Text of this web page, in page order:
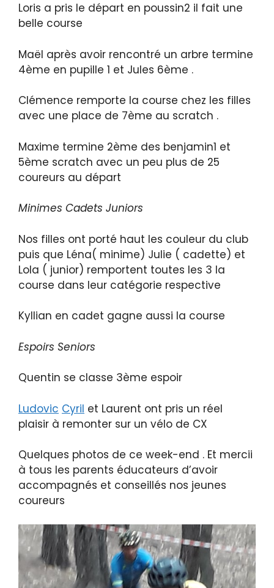
Loris a pris le départ en poussin2 il fait une
belle course
Maël après avoir rencontré un arbre termine
4ème en pupille 1 et Jules 6ème .
Clémence remporte la course chez les filles
avec une place de 7ème au scratch .
Maxime termine 2ème des benjamin1 et
5ème scratch avec un peu plus de 25
coureurs au départ
Minimes Cadets Juniors
Nos filles ont porté haut les couleur du club
puis que Léna( minime) Julie ( cadette) et
Lola ( junior) remportent toutes les 3 la
course dans leur catégorie respective
Kyllian en cadet gagne aussi la course
Espoirs Seniors
Quentin se classe 3ème espoir
Ludovic Cyril et Laurent ont pris un réel
plaisir à remonter sur un vélo de CX
Quelques photos de ce week-end . Et mercii
à tous les parents éducateurs d’avoir
accompagnés et conseillés nos jeunes
coureurs